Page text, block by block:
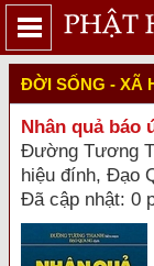
ĐỜI SỐNG - XÃ
Nhân quả báo
Đường Tương
hiệu đính, Đạo
Đã cập nhật: 0